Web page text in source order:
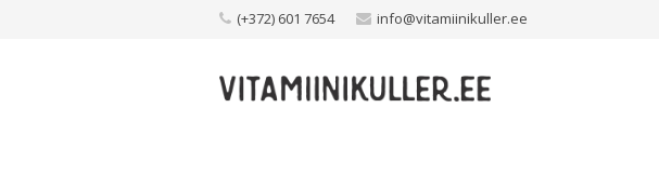
(+372) 601 7654 info@vitamiinikuller.ee